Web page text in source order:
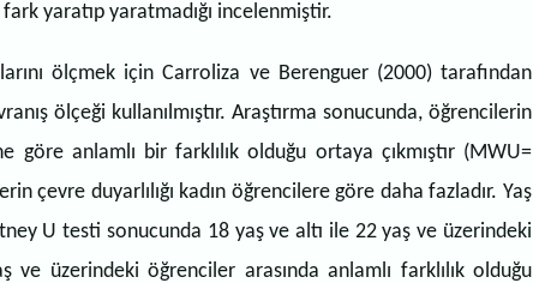
yaratıp yaratmadığı incelenmiştir.
ölçmek için Carroliza ve Berenguer (2000) tarafından
ölçeği kullanılmıştır. Araştırma sonucunda, öğrencilerin
anlamlı bir farklılık olduğu ortaya çıkmıştır (MWU=
çevre duyarlılığı kadın öğrencilere göre daha fazladır. Yaş
U testi sonucunda 18 yaş ve altı ile 22 yaş ve üzerindeki
üzerindeki öğrenciler arasında anlamlı farklılık olduğu